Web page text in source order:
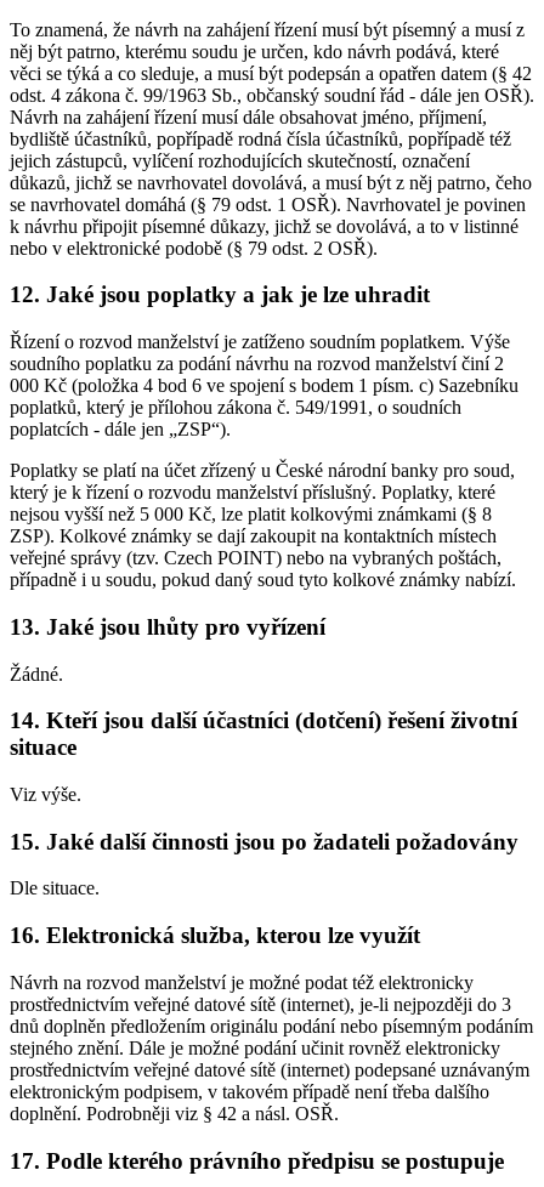
To znamená, že návrh na zahájení řízení musí být písemný a musí z
něj být patrno, kterému soudu je určen, kdo návrh podává, které
věci se týká a co sleduje, a musí být podepsán a opatřen datem (§ 42
odst. 4 zákona č. 99/1963 Sb., občanský soudní řád - dále jen OSŘ).
Návrh na zahájení řízení musí dále obsahovat jméno, příjmení,
bydliště účastníků, popřípadě rodná čísla účastníků, popřípadě též
jejich zástupců, vylíčení rozhodujících skutečností, označení
důkazů, jichž se navrhovatel dovolává, a musí být z něj patrno, čeho
se navrhovatel domáhá (§ 79 odst. 1 OSŘ). Navrhovatel je povinen
k návrhu připojit písemné důkazy, jichž se dovolává, a to v listinné
nebo v elektronické podobě (§ 79 odst. 2 OSŘ).
12. Jaké jsou poplatky a jak je lze uhradit
Řízení o rozvod manželství je zatíženo soudním poplatkem. Výše
soudního poplatku za podání návrhu na rozvod manželství činí 2
000 Kč (položka 4 bod 6 ve spojení s bodem 1 písm. c) Sazebníku
poplatků, který je přílohou zákona č. 549/1991, o soudních
poplatcích - dále jen „ZSP“).
Poplatky se platí na účet zřízený u České národní banky pro soud,
který je k řízení o rozvodu manželství příslušný. Poplatky, které
nejsou vyšší než 5 000 Kč, lze platit kolkovými známkami (§ 8
ZSP). Kolkové známky se dají zakoupit na kontaktních místech
veřejné správy (tzv. Czech POINT) nebo na vybraných poštách,
případně i u soudu, pokud daný soud tyto kolkové známky nabízí.
13. Jaké jsou lhůty pro vyřízení
Žádné.
14. Kteří jsou další účastníci (dotčení) řešení životní
situace
Viz výše.
15. Jaké další činnosti jsou po žadateli požadovány
Dle situace.
16. Elektronická služba, kterou lze využít
Návrh na rozvod manželství je možné podat též elektronicky
prostřednictvím veřejné datové sítě (internet), je-li nejpozději do 3
dnů doplněn předložením originálu podání nebo písemným podáním
stejného znění. Dále je možné podání učinit rovněž elektronicky
prostřednictvím veřejné datové sítě (internet) podepsané uznávaným
elektronickým podpisem, v takovém případě není třeba dalšího
doplnění. Podrobněji viz § 42 a násl. OSŘ.
17. Podle kterého právního předpisu se postupuje